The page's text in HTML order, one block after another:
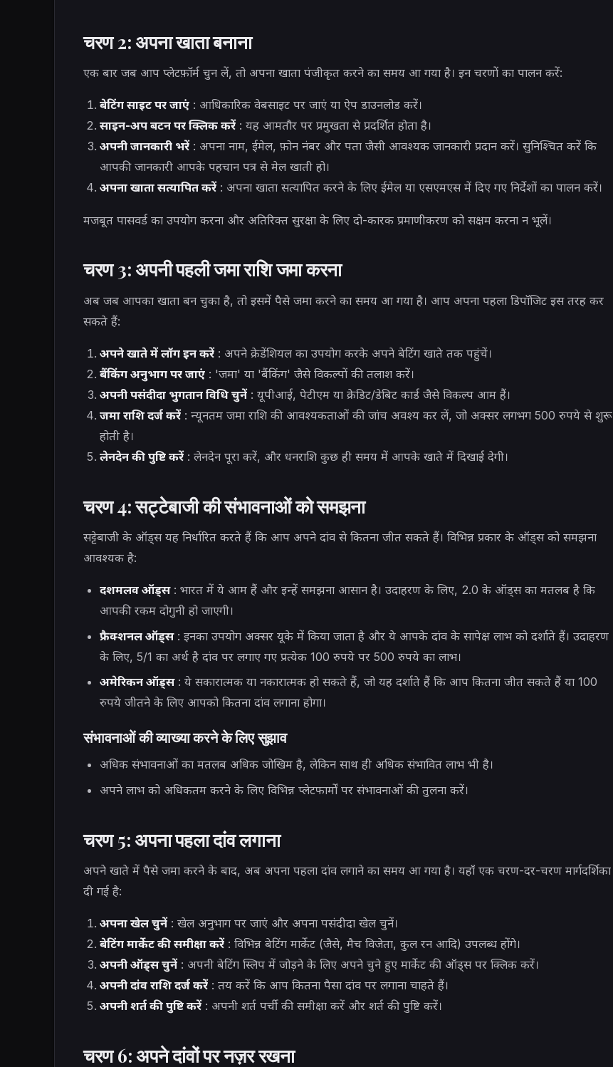
चरण 2: अपना खाता बनाना
एक बार जब आप प्लेटफ़ॉर्म चुन लें, तो अपना खाता पंजीकृत करने का समय आ गया है। इन चरणों का पालन करें:
बेटिंग साइट पर जाएं: आधिकारिक वेबसाइट पर जाएं या ऐप डाउनलोड करें।
साइन-अप बटन पर क्लिक करें: यह आमतौर पर प्रमुखता से प्रदर्शित होता है।
अपनी जानकारी भरें: अपना नाम, ईमेल, फ़ोन नंबर और पता जैसी आवश्यक जानकारी प्रदान करें। सुनिश्चित करें कि
आपकी जानकारी आपके पहचान पत्र से मेल खाती हो।
अपना खाता सत्यापित करें: अपना खाता सत्यापित करने के लिए ईमेल या एसएमएस में दिए गए निर्देशों का पालन करें।
मजबूत पासवर्ड का उपयोग करना और अतिरिक्त सुरक्षा के लिए दो-कारक प्रमाणीकरण को सक्षम करना न भूलें।
चरण 3: अपनी पहली जमा राशि जमा करना
अब जब आपका खाता बन चुका है, तो इसमें पैसे जमा करने का समय आ गया है। आप अपना पहला डिपॉजिट इस तरह कर
सकते हैं:
अपने खाते में लॉग इन करें: अपने क्रेडेंशियल का उपयोग करके अपने बेटिंग खाते तक पहुंचें।
बैंकिंग अनुभाग पर जाएं: 'जमा' या 'बैंकिंग' जैसे विकल्पों की तलाश करें।
अपनी पसंदीदा भुगतान विधि चुनें: यूपीआई, पेटीएम या क्रेडिट/डेबिट कार्ड जैसे विकल्प आम हैं।
जमा राशि दर्ज करें: न्यूनतम जमा राशि की आवश्यकताओं की जांच अवश्य कर लें, जो अक्सर लगभग 500 रुपये से शुरू
होती है।
लेनदेन की पुष्टि करें: लेनदेन पूरा करें, और धनराशि कुछ ही समय में आपके खाते में दिखाई देगी।
चरण 4: सट्टेबाजी की संभावनाओं को समझना
सट्टेबाजी के ऑड्स यह निर्धारित करते हैं कि आप अपने दांव से कितना जीत सकते हैं। विभिन्न प्रकार के ऑड्स को समझना
आवश्यक है:
दशमलव ऑड्स: भारत में ये आम हैं और इन्हें समझना आसान है। उदाहरण के लिए, 2.0 के ऑड्स का मतलब है कि
आपकी रकम दोगुनी हो जाएगी।
फ्रैक्शनल ऑड्स: इनका उपयोग अक्सर यूके में किया जाता है और ये आपके दांव के सापेक्ष लाभ को दर्शाते हैं। उदाहरण
के लिए, 5/1 का अर्थ है दांव पर लगाए गए प्रत्येक 100 रुपये पर 500 रुपये का लाभ।
अमेरिकन ऑड्स: ये सकारात्मक या नकारात्मक हो सकते हैं, जो यह दर्शाते हैं कि आप कितना जीत सकते हैं या 100
रुपये जीतने के लिए आपको कितना दांव लगाना होगा।
संभावनाओं की व्याख्या करने के लिए सुझाव
अधिक संभावनाओं का मतलब अधिक जोखिम है, लेकिन साथ ही अधिक संभावित लाभ भी है।
अपने लाभ को अधिकतम करने के लिए विभिन्न प्लेटफार्मों पर संभावनाओं की तुलना करें।
चरण 5: अपना पहला दांव लगाना
अपने खाते में पैसे जमा करने के बाद, अब अपना पहला दांव लगाने का समय आ गया है। यहाँ एक चरण-दर-चरण मार्गदर्शिका
दी गई है:
अपना खेल चुनें: खेल अनुभाग पर जाएं और अपना पसंदीदा खेल चुनें।
बेटिंग मार्केट की समीक्षा करें: विभिन्न बेटिंग मार्केट (जैसे, मैच विजेता, कुल रन आदि) उपलब्ध होंगे।
अपनी ऑड्स चुनें: अपनी बेटिंग स्लिप में जोड़ने के लिए अपने चुने हुए मार्केट की ऑड्स पर क्लिक करें।
अपनी दांव राशि दर्ज करें: तय करें कि आप कितना पैसा दांव पर लगाना चाहते हैं।
अपनी शर्त की पुष्टि करें: अपनी शर्त पर्ची की समीक्षा करें और शर्त की पुष्टि करें।
चरण 6: अपने दांवों पर नज़र रखना